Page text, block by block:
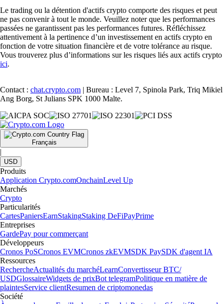
Le trading ou la détention d'actifs crypto comporte des risques et peut
ne pas convenir à tout le monde. Veuillez noter que les performances
passées ne garantissent pas les performances futures. Réfléchissez
attentivement à la pertinence d’un investissement en actifs crypto en
fonction de votre situation financière et de votre tolérance au risque.
Vous trouverez plus d’informations sur les risques liés aux actifs crypto
ici.
Contact : chat.crypto.com | Bureau : Level 7, Spinola Park, Triq Mikiel
Ang Borg, St Julians SPK 1000 Malte.
Français
|
USD
Produits
Application Crypto.comOnchainLevel Up
Marchés
Crypto
Particularités
CartesPaniersEarnStakingStaking DeFiPayPrime
Entreprises
GardePay pour commerçant
Développeurs
Cronos PoSCronos EVMCronos zkEVMSDK PaySDK d'agent IA
Ressources
RechercheActualités du marchéLearnConvertisseur BTC/
USDGlossaireWidgets de prixBot telegramPolitique en matière de
plaintesService clientResumen de criptomonedas
Société